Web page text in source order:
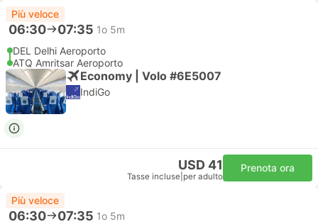
Più veloce
06:30 07:35 1o 5m
DEL Delhi Aeroporto
ATQ Amritsar Aeroporto
Economy | Volo #6E5007
IndiGo
USD 41
Tasse incluse per adulto
Prenota ora
Più veloce
06:30 07:35 1o 5m